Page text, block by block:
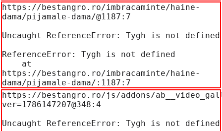
https://bestangro.ro/imbracaminte/haine-
dama/pijamale-dama/@1187:7
Uncaught ReferenceError: Tygh is not defined
ReferenceError: Tygh is not defined
https://bestangro.ro/imbracaminte/haine-
dama/pijamale-dama/:1187:7
https://bestangro.ro/js/addons/
ver=1786147207@348:4
Uncaught ReferenceError: Tygh is not defined